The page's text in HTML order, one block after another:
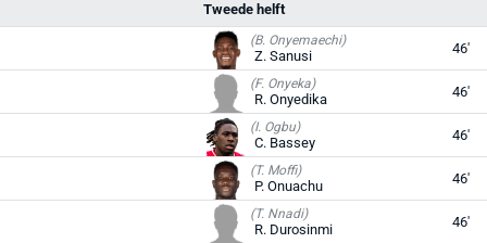
Tweede helft
(B. Onyemaechi)
Z. Sanusi 46'
(F. Onyeka)
R. Onyedika 46'
(I. Ogbu)
C. Bassey 46'
(T. Moffi)
P. Onuachu 46'
(T. Nnadi)
R. Durosinmi 46'